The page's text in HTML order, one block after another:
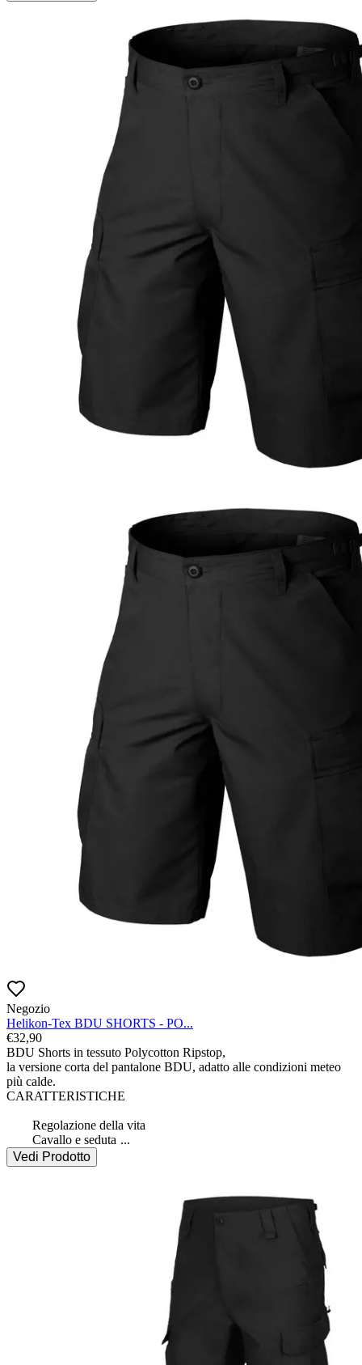
Negozio
Helikon-Tex BDU SHORTS - PO...
€32,90
BDU Shorts in tessuto Polycotton Ripstop,
la versione corta del pantalone BDU, adatto alle condizioni meteo
più calde.
CARATTERISTICHE
Cavallo e seduta ...
Vedi Prodotto